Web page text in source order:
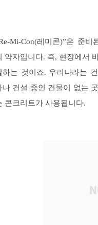
Mi-Con(레미콘)”은 준비
약자입니다. 즉, 현장에서
하는 것이죠. 우리나라는
나 건설 중인 건물이 없는
콘크리트가 사용됩니다.